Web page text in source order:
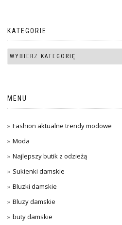
KATEGORIE
MENU
Fashion aktualne trendy modowe
Moda
Najlepszy butik z odzieżą
Sukienki damskie
Bluzki damskie
Bluzy damskie
buty damskie